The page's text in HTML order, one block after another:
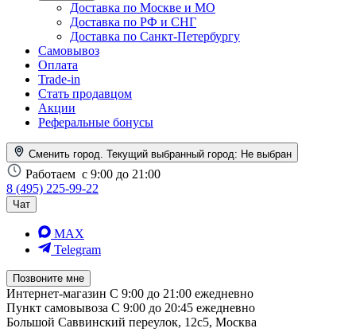
Доставка по Москве и МО
Доставка по РФ и СНГ
Доставка по Санкт-Петербургу
Самовывоз
Оплата
Trade-in
Стать продавцом
Акции
Реферальные бонусы
Сменить город. Текущий выбранный город: Не выбран
Работаем с 9:00 до 21:00
8 (495) 225-99-22
Чат
MAX
Telegram
Позвоните мне
Интернет-магазин С 9:00 до 21:00 ежедневно
Пункт самовывоза С 9:00 до 20:45 ежедневно
Большой Саввинский переулок, 12с5, Москва